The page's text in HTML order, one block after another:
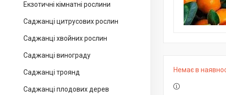
Екзотичні кімнатні рослини
Саджанці цитрусових рослин
Саджанці хвойних рослин
Саджанці винограду
Саджанці троянд
Саджанці плодових дерев
Немає в